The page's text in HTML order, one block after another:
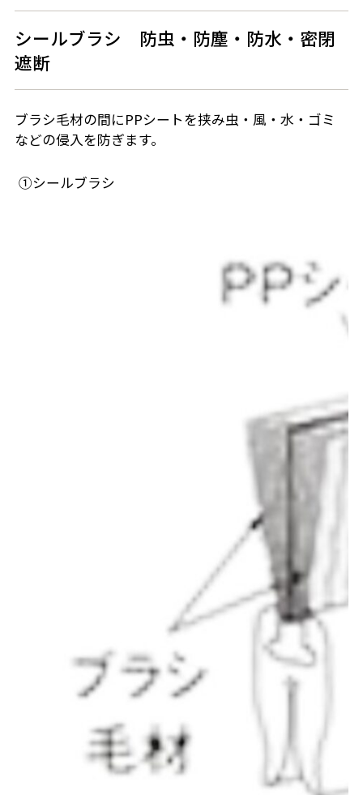
シールブラシ 防虫・防塵・防水・密閉
遮断
ブラシ毛材の間にPPシートを挟み虫・風・水・ゴミ
などの侵入を防ぎます。
①シールブラシ